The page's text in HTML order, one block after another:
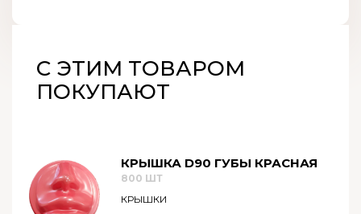
С ЭТИМ ТОВАРОМ
ПОКУПАЮТ
КРЫШКА D90 ГУБЫ КРАСНАЯ
800 ШТ
КРЫШКИ